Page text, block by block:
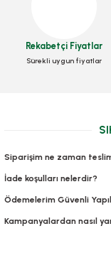
Stok Kodu 0193.2
Rekabetçi Fiyatlar
Sürekli uygun fiyatlar
Siparişim ne zaman
İade koşulları nelerdir?
Ödemelerim Güvenli
Kampanyalardan nasıl